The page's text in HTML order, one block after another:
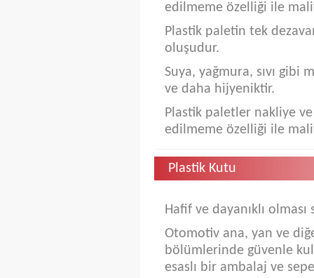
edilmeme özelliği ile
Plastik paletin tek
oluşudur.
Suya, yağmura, sıvı gibi
ve daha hijyeniktir.
Plastik paletler nakliye
edilmeme özelliği ile
Plastik Kutu
Hafif ve dayanıklı
Otomotiv ana, yan ve
bölümlerinde güvenle
esaslı bir ambalaj ve